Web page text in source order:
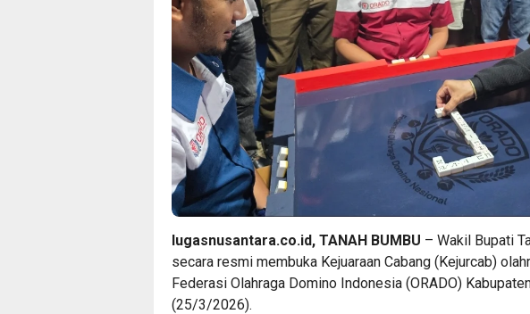
lugasnusantara.co.id, TANAH BUMBU – Wakil Bupati
secara resmi membuka Kejuaraan Cabang (Kejurcab)
Federasi Olahraga Domino Indonesia (ORADO)
(25/3/2026).